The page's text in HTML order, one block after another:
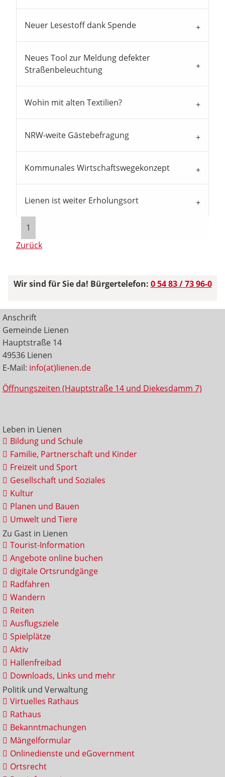
Neuer Lesestoff dank Spende
Neues Tool zur Meldung defekter
Straßenbeleuchtung
Wohin mit alten Textilien?
NRW-weite Gästebefragung
Kommunales Wirtschaftswegekonzept
Lienen ist weiter Erholungsort
1
Zurück
Wir sind für Sie da! Bürgertelefon: 0 54 83 / 73 96-0
Anschrift
Gemeinde Lienen
Hauptstraße 14
49536 Lienen
E-Mail: info(at)lienen.de
Öffnungszeiten (Hauptstraße 14 und Diekesdamm 7)
Leben in Lienen
Bildung und Schule
Familie, Partnerschaft und Kinder
Freizeit und Sport
Gesellschaft und Soziales
Kultur
Planen und Bauen
Umwelt und Tiere
Zu Gast in Lienen
Tourist-Information
Angebote online buchen
digitale Ortsrundgänge
Radfahren
Wandern
Reiten
Ausflugsziele
Spielplätze
Aktiv
Hallenfreibad
Downloads, Links und mehr
Politik und Verwaltung
Virtuelles Rathaus
Rathaus
Bekanntmachungen
Mängelformular
Onlinedienste und eGovernment
Ortsrecht